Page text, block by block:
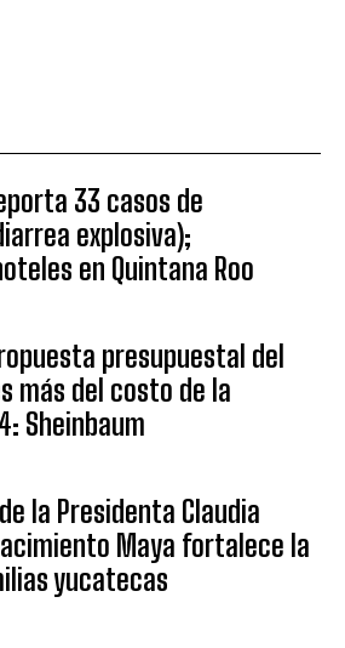
33 casos de
explosiva);
en Quintana Roo
presupuestal del
más del costo de la
Sheinbaum
la Presidenta Claudia
Maya fortalece la
yucatecas